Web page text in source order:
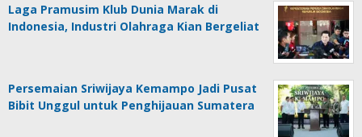
Laga Pramusim Klub Dunia Marak di
Indonesia, Industri Olahraga Kian Bergeliat
Persemaian Sriwijaya Kemampo Jadi Pusat
Bibit Unggul untuk Penghijauan Sumatera